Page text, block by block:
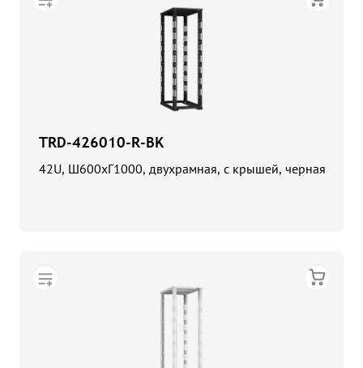
TRD-426010-R-BK
42U, Ш600хГ1000, двухрамная, с крышей, черная